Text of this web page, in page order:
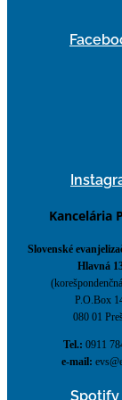
Kancelária
Slovenské
Hlavná
P.O.Box
080 01
Tel.: 0911
e-mail: